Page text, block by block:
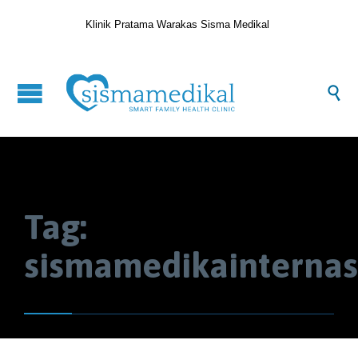
Klinik Pratama Warakas Sisma Medikal

Tag: